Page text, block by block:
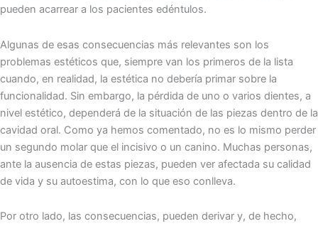
pueden acarrear a los pacientes edéntulos.
Algunas de esas consecuencias más relevantes son los
problemas estéticos que, siempre van los primeros de la lista
cuando, en realidad, la estética no debería primar sobre la
funcionalidad. Sin embargo, la pérdida de uno o varios dientes, a
nivel estético, dependerá de la situación de las piezas dentro de la
cavidad oral. Como ya hemos comentado, no es lo mismo perder
un segundo molar que el incisivo o un canino. Muchas personas,
ante la ausencia de estas piezas, pueden ver afectada su calidad
de vida y su autoestima, con lo que eso conlleva.
Por otro lado, las consecuencias, pueden derivar y, de hecho,